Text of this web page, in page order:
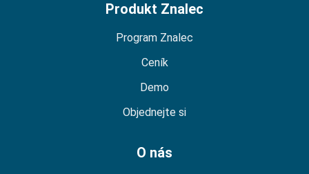
Produkt Znalec
Program Znalec
Ceník
Demo
Objednejte si
O nás